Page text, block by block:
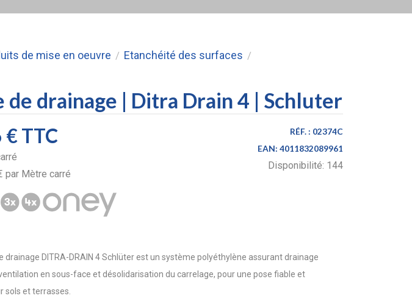
de mise en oeuvre / Etanchéité des surfaces /
de drainage | Ditra Drain 4 | Schluter
€TTC
par Mètre carré
RÉF. : 02374C
EAN:4011832089961
Disponibilité: 144
drainage DITRA-DRAIN 4 Schlüter est un système polyéthylène assurant drainage
en sous-face et désolidarisation du carrelage, pour une pose fiable et
sols et terrasses.